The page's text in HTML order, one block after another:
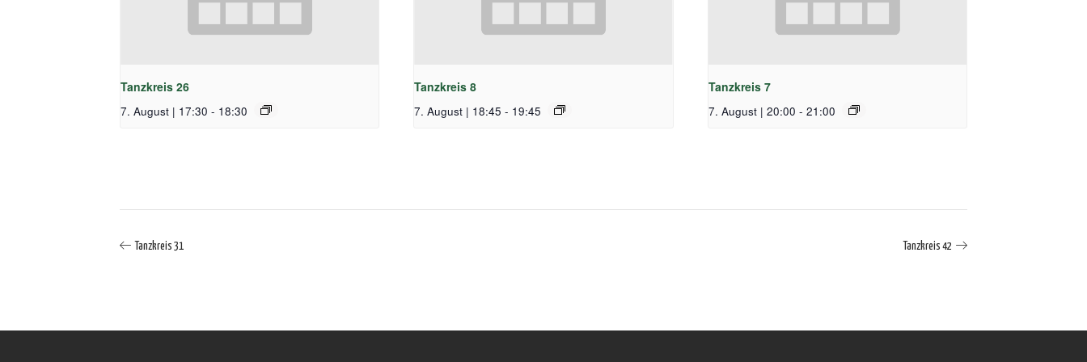
Tanzkreis 26
7. August | 17:30 - 18:30
Tanzkreis 8
7. August | 18:45 - 19:45
Tanzkreis 7
7. August | 20:00 - 21:00
Tanzkreis 31 Tanzkreis 42